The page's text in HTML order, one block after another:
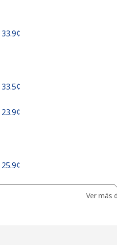
⁦33.9¢⁩
⁦33.5¢⁩
⁦23.9¢⁩
⁦25.9¢⁩
Ver más